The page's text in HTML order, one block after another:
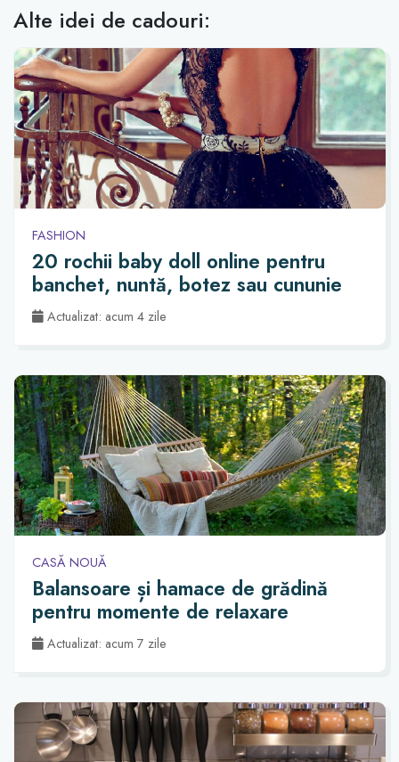
Alte idei de cadouri:
FASHION
20 rochii baby doll online pentru
banchet, nuntă, botez sau cununie
Actualizat: acum 4 zile
CASĂ NOUĂ
Balansoare și hamace de grădină
pentru momente de relaxare
Actualizat: acum 7 zile